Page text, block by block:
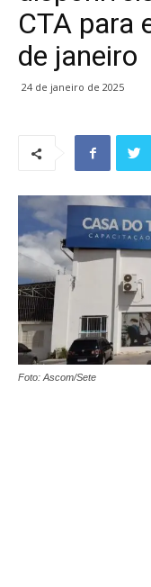
CTA para
de janeiro
24 de janeiro de 2025
Foto: Ascom/Sete